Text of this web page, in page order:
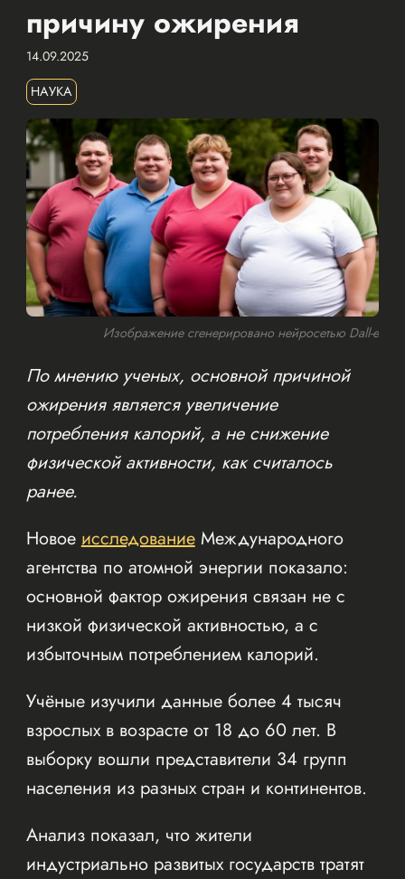
причину ожирения
14.09.2025
НАУКА
Изображение сгенерировано нейросетью Dall-e
По мнению ученых, основной причиной
ожирения является увеличение
потребления калорий, а не снижение
физической активности, как считалось
ранее.
НовоеисследованиеМеждународного
агентства по атомной энергии показало:
основной фактор ожирения связан не с
низкой физической активностью, а с
избыточным потреблением калорий.
Учёные изучили данные более 4 тысяч
взрослых в возрасте от 18 до 60 лет. В
выборку вошли представители 34 групп
населения из разных стран и континентов.
Анализ показал, что жители
индустриально развитых государств тратят